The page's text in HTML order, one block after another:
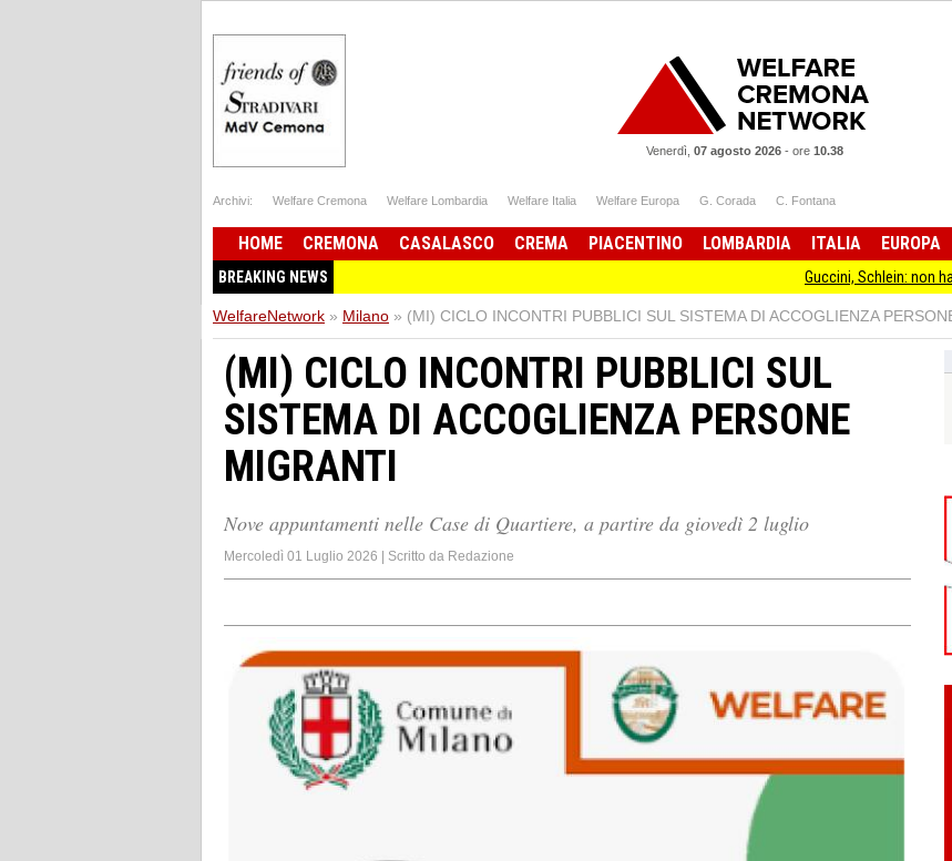
Venerdì, 07 agosto 2026 - ore 10.38
Archivi: Welfare Cremona Welfare Lombardia Welfare Italia Welfare Europa G. Corada C. Fontana
HOME CREMONA CASALASCO CREMA PIACENTINO LOMBARDIA ITALIA EUROPA
BREAKING NEWS Guccini, Schlein: non ha mai
WelfareNetwork » Milano » (MI) CICLO INCONTRI PUBBLICI SUL SISTEMA DI ACCOGLIENZA
(MI) CICLO INCONTRI PUBBLICI SUL
SISTEMA DI ACCOGLIENZA PERSONE
MIGRANTI
Nove appuntamenti nelle Case di Quartiere, a partire da giovedì 2 luglio
Mercoledì 01 Luglio 2026 | Scritto da Redazione